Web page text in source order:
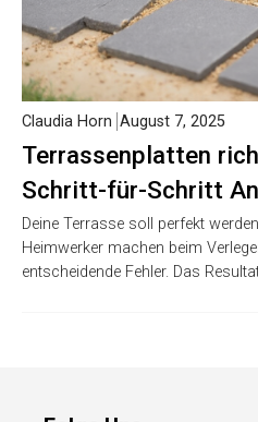
Terrassenplatten
Schritt-für-Schritt
Claudia Horn August 7, 2025
Deine Terrasse soll perfekt
Heimwerker machen beim
entscheidende Fehler. Das